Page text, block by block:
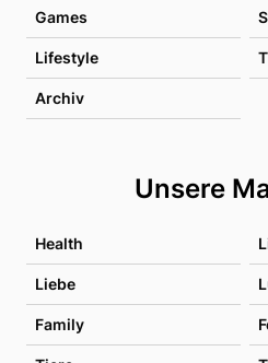
Games
Lifestyle
Archiv
Unsere
Health
Liebe
Family